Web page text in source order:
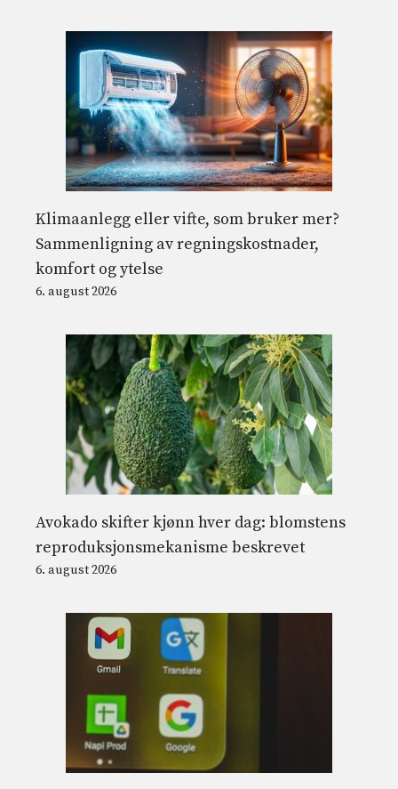
Klimaanlegg eller vifte, som bruker mer?
Sammenligning av regningskostnader,
komfort og ytelse
6. august 2026
Avokado skifter kjønn hver dag: blomstens
reproduksjonsmekanisme beskrevet
6. august 2026